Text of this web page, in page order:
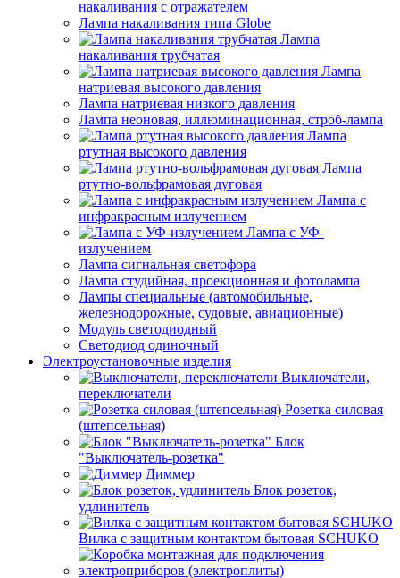
накаливания с отражателем
Лампа накаливания типа Globe
Лампа
накаливания трубчатая
Лампа
натриевая высокого давления
Лампа натриевая низкого давления
Лампа неоновая, иллюминационная, строб-лампа
Лампа
ртутная высокого давления
Лампа
ртутно-вольфрамовая дуговая
Лампа с
инфракрасным излучением
Лампа с УФ-
излучением
Лампа сигнальная светофора
Лампа студийная, проекционная и фотолампа
Лампы специальные (автомобильные,
железнодорожные, судовые, авиационные)
Модуль светодиодный
Светодиод одиночный
Электроустановочные изделия
Выключатели,
переключатели
Розетка силовая
(штепсельная)
Блок
"Выключатель-розетка"
Диммер
Блок розеток,
удлинитель
Вилка с защитным контактом бытовая SCHUKO